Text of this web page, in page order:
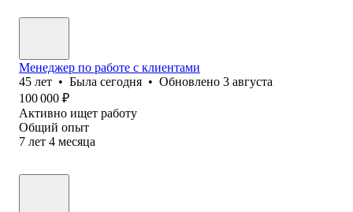
Менеджер по работе с клиентами
45 лет • Была сегодня • Обновлено 3 августа
100 000 ₽
Активно ищет работу
Общий опыт
7 лет 4 месяца